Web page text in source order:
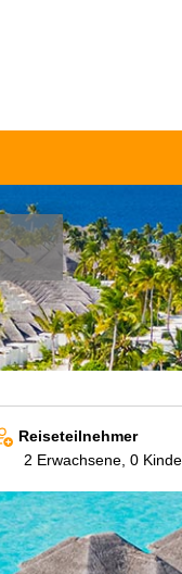
Reiseteilnehmer